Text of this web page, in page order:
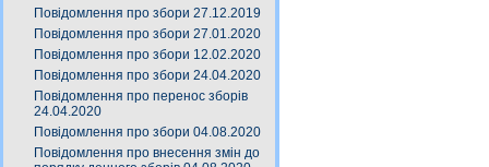
Повідомлення про збори 27.12.2019
Повідомлення про збори 27.01.2020
Повідомлення про збори 12.02.2020
Повідомлення про збори 24.04.2020
Повідомлення про перенос зборів
24.04.2020
Повідомлення про збори 04.08.2020
Повідомлення про внесення змін до